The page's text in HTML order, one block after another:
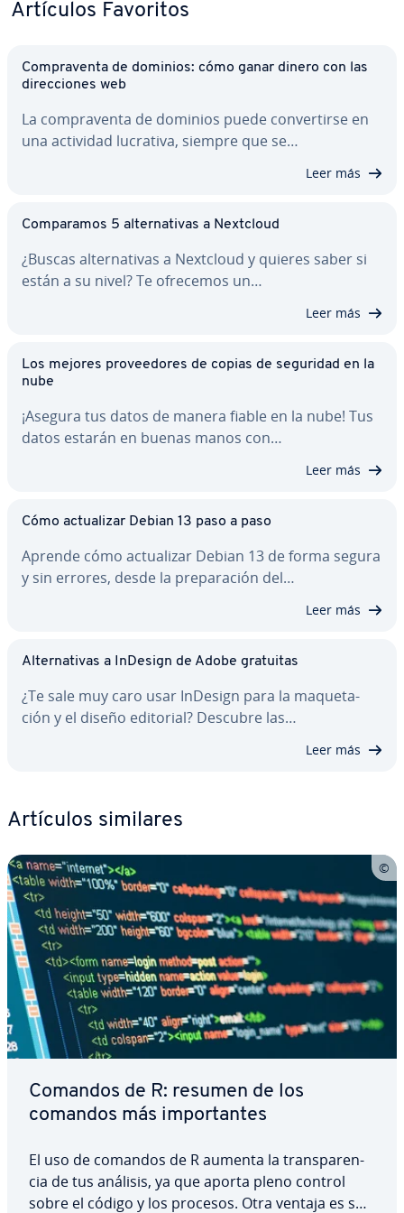
Artículos Favoritos
Co­m­pra­ve­n­ta de dominios: cómo ganar dinero con las
di­re­c­cio­nes web
La co­m­pra­ve­n­ta de dominios puede co­n­ve­r­ti­r­se en
una actividad lucrativa, siempre que se…
Leer más
Co­m­pa­ra­mos 5 al­te­r­na­ti­vas a Nextcloud
¿Buscas al­te­r­na­ti­vas a Nextcloud y quieres saber si
están a su nivel? Te ofrecemos un…
Leer más
Los mejores pro­vee­do­res de copias de seguridad en la
nube
¡Asegura tus datos de manera fiable en la nube! Tus
datos estarán en buenas manos con…
Leer más
Cómo ac­tua­li­zar Debian 13 paso a paso
Aprende cómo ac­tua­li­zar Debian 13 de forma segura
y sin errores, desde la pre­pa­ra­ción del…
Leer más
Al­te­r­na­ti­vas a InDesign de Adobe gratuitas
¿Te sale muy caro usar InDesign para la ma­que­ta­
ción y el diseño editorial? Descubre las…
Leer más
Artículos similares
Comandos de R: resumen de los
comandos más im­po­r­ta­n­tes
El uso de comandos de R aumenta la tra­n­s­pa­re­n­
cia de tus análisis, ya que aporta pleno control
sobre el código y los procesos. Otra ventaja es su